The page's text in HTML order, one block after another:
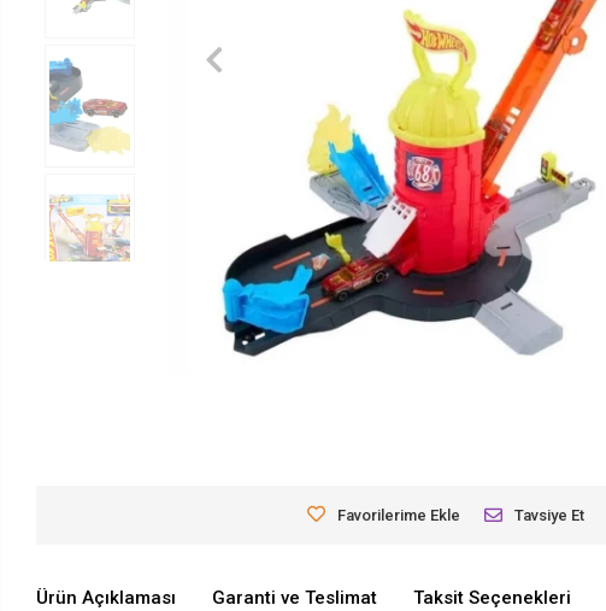
Favorilerime Ekle Tavsiye Et
Ürün Açıklaması Garanti ve Teslimat Taksit Seçenekleri